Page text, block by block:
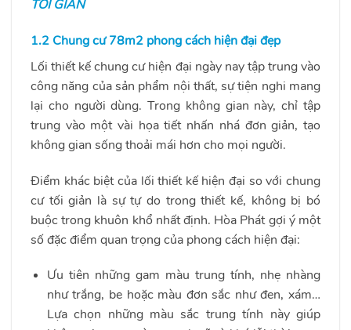
TỐI GIẢN
1.2 Chung cư 78m2 phong cách hiện đại đẹp
Lối thiết kế chung cư hiện đại ngày nay tập trung vào
công năng của sản phẩm nội thất, sự tiện nghi mang
lại cho người dùng. Trong không gian này, chỉ tập
trung vào một vài họa tiết nhấn nhá đơn giản, tạo
không gian sống thoải mái hơn cho mọi người.
Điểm khác biệt của lối thiết kế hiện đại so với chung
cư tối giản là sự tự do trong thiết kế, không bị bó
buộc trong khuôn khổ nhất định. Hòa Phát gợi ý một
số đặc điểm quan trọng của phong cách hiện đại:
Ưu tiên những gam màu trung tính, nhẹ nhàng
như trắng, be hoặc màu đơn sắc như đen, xám…
Lựa chọn những màu sắc trung tính này giúp